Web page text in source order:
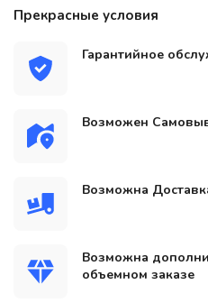
Прекрасные условия
Гарантийное
Возможен
Возможна
Возможна
объемном заказе